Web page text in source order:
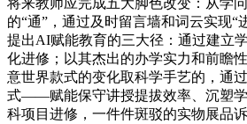
将来教师应完成五大脚色改变：从学
的“通”，通过及时留言墙和词云实现“
提出AI赋能教育的三大径：通过建立
化进修；以其杰出的办学实力和前瞻
意世界款式的变化取科学手艺的，通
式——赋能保守讲授提拔效率、沉塑
科项目进修，一件件斑驳的实物展品